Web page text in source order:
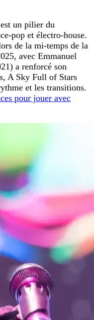
un pilier du
pop et électro-house.
de la mi-temps de la
avec Emmanuel
a renforcé son
A Sky Full of Stars
et les transitions.
pour jouer avec